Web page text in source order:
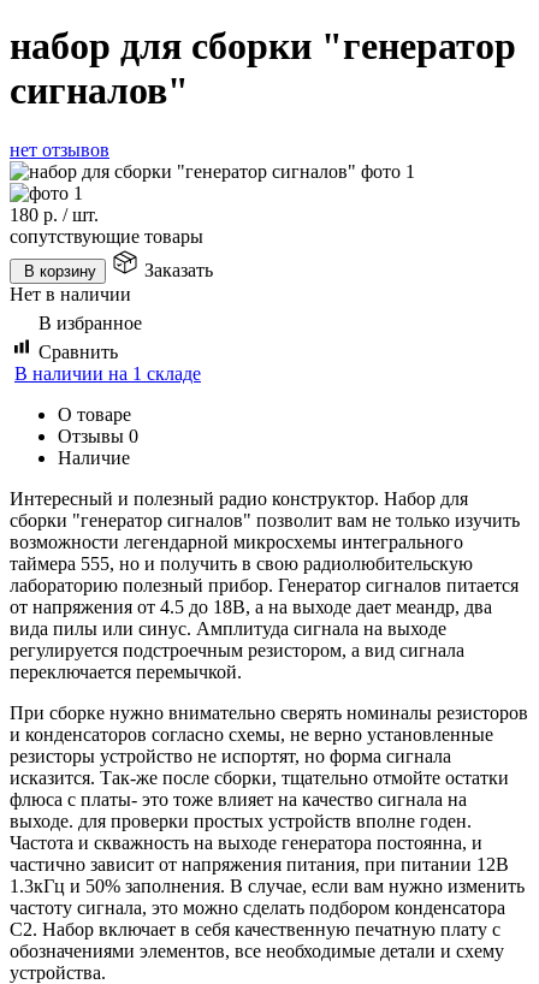
набор для сборки "генератор
сигналов"
нет отзывов
180 р. /шт.
сопутствующие товары
В корзину
Заказать
Нет в наличии
В избранное
Сравнить
В наличии на 1 складе
О товаре
Отзывы 0
Наличие
Интересный и полезный радио конструктор. Набор для
сборки "генератор сигналов" позволит вам не только изучить
возможности легендарной микросхемы интегрального
таймера 555, но и получить в свою радиолюбительскую
лабораторию полезный прибор. Генератор сигналов питается
от напряжения от 4.5 до 18В, а на выходе дает меандр, два
вида пилы или синус. Амплитуда сигнала на выходе
регулируется подстроечным резистором, а вид сигнала
переключается перемычкой.
При сборке нужно внимательно сверять номиналы резисторов
и конденсаторов согласно схемы, не верно установленные
резисторы устройство не испортят, но форма сигнала
исказится. Так-же после сборки, тщательно отмойте остатки
флюса с платы- это тоже влияет на качество сигнала на
выходе. для проверки простых устройств вполне годен.
Частота и скважность на выходе генератора постоянна, и
частично зависит от напряжения питания, при питании 12В
1.3кГц и 50% заполнения. В случае, если вам нужно изменить
частоту сигнала, это можно сделать подбором конденсатора
С2. Набор включает в себя качественную печатную плату с
обозначениями элементов, все необходимые детали и схему
устройства.